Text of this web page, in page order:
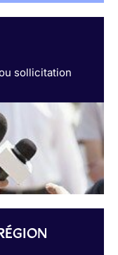
sollicitation